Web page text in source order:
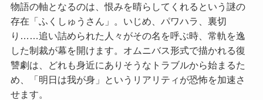
物語の軸となるのは、恨みを晴らしてくれるという謎の
存在「ふくしゅうさん」。いじめ、パワハラ、裏切
り……追い詰められた人々がその名を呼ぶ時、常軌を逸
した制裁が幕を開けます。オムニバス形式で描かれる復
讐劇は、どれも身近にありそうなトラブルから始まるた
め、「明日は我が身」というリアリティが恐怖を加速さ
せます。